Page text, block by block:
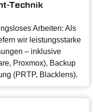
Technik
Arbeiten: Als
wir leistungsstarke
– inklusive
Proxmox), Backup
(PRTP, Blacklens).